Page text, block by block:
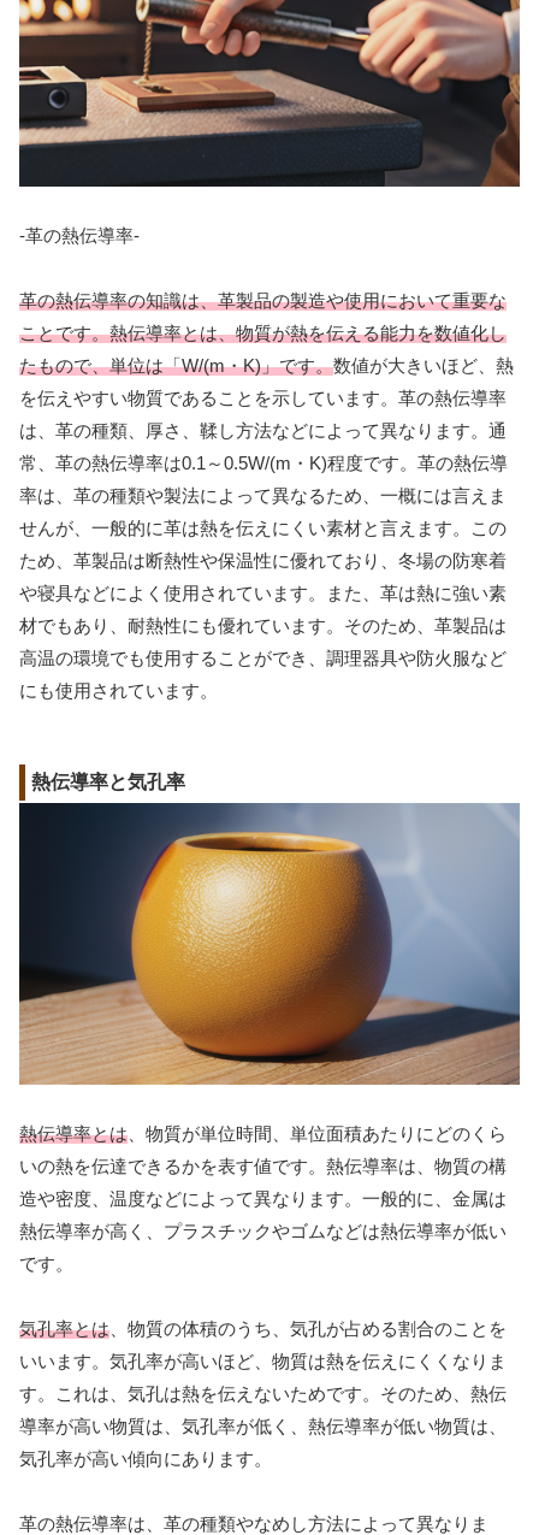
-革の熱伝導率-
革の熱伝導率の知識は、革製品の製造や使用において重要な
ことです。熱伝導率とは、物質が熱を伝える能力を数値化し
たもので、単位は「W/(m・K)」です。数値が大きいほど、熱
を伝えやすい物質であることを示しています。革の熱伝導率
は、革の種類、厚さ、鞣し方法などによって異なります。通
常、革の熱伝導率は0.1～0.5W/(m・K)程度です。革の熱伝導
率は、革の種類や製法によって異なるため、一概には言えま
せんが、一般的に革は熱を伝えにくい素材と言えます。この
ため、革製品は断熱性や保温性に優れており、冬場の防寒着
や寝具などによく使用されています。また、革は熱に強い素
材でもあり、耐熱性にも優れています。そのため、革製品は
高温の環境でも使用することができ、調理器具や防火服など
にも使用されています。
熱伝導率と気孔率
熱伝導率とは 、物質が単位時間、単位面積あたりにどのくら
いの熱を伝達できるかを表す値です。熱伝導率は、物質の構
造や密度、温度などによって異なります。一般的に、金属は
熱伝導率が高く、プラスチックやゴムなどは熱伝導率が低い
です。
気孔率とは 、物質の体積のうち、気孔が占める割合のことを
いいます。気孔率が高いほど、物質は熱を伝えにくくなりま
す。これは、気孔は熱を伝えないためです。そのため、熱伝
導率が高い物質は、気孔率が低く、熱伝導率が低い物質は、
気孔率が高い傾向にあります。
革の熱伝導率は、革の種類やなめし方法によって異なりま